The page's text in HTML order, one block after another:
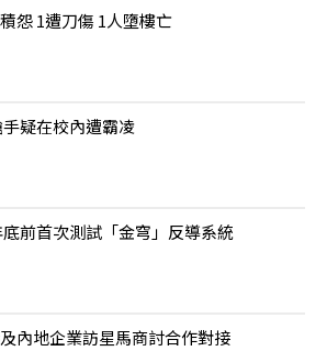
怨 1遭刀傷 1人墮樓亡
疑在校內遭霸凌
前首次測試「金穹」反導系統
內地企業訪星馬商討合作對接